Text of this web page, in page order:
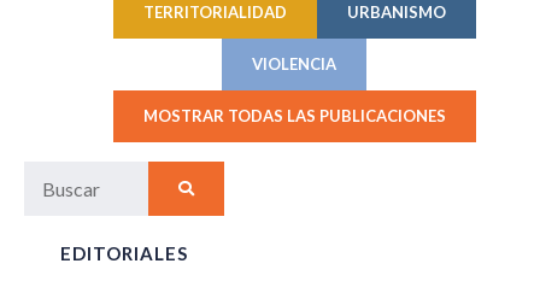
TERRITORIALIDAD URBANISMO
VIOLENCIA
MOSTRAR TODAS LAS PUBLICACIONES
EDITORIALES